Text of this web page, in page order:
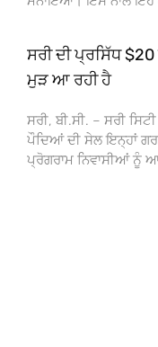
ਸਰੀ ਦੀ ਪ੍ਰਸਿੱਧ
ਮੁੜ ਆ ਰਹੀ ਹੈ
ਸਰੀ, ਬੀ.ਸੀ. – ਸਰੀ
ਪੌਦਿਆਂ ਦੀ ਸੇਲ ਇਨ੍ਹਾਂ
ਪ੍ਰੋਗਰਾਮ ਨਿਵਾਸੀਆਂ ਨੂੰ